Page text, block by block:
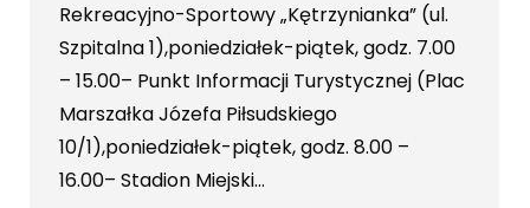
Rekreacyjno-Sportowy „Kętrzynianka” (ul.
Szpitalna 1),poniedziałek-piątek, godz. 7.00
– 15.00– Punkt Informacji Turystycznej (Plac
Marszałka Józefa Piłsudskiego
10/1),poniedziałek-piątek, godz. 8.00 –
16.00– Stadion Miejski…